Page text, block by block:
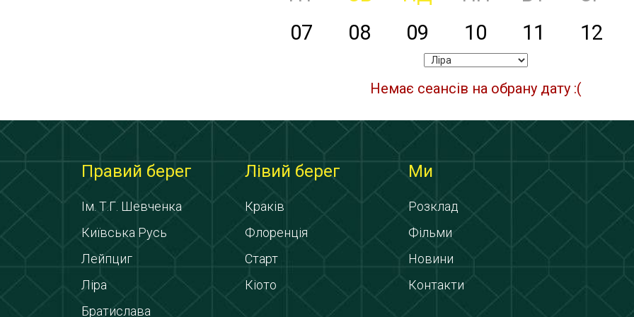
07
08 09 10 11 12
Немає сеансів на обрану дату :(
Правий берег
Ім. Т.Г. Шевченка
Київська Русь
Лейпциг
Ліра
Братислава
Лівий берег
Краків
Флоренція
Старт
Кіото
Ми
Розклад
Фільми
Новини
Контакти